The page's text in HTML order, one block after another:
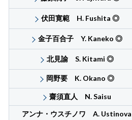
伏田寛範 H. Fushita ◎
金子百合子 Y. Kaneko ◎
北見諭 S. Kitami ◎
岡野要 K. Okano ◎
齋須直人 N. Saisu
アンナ・ウスチノワ A. Ustinova